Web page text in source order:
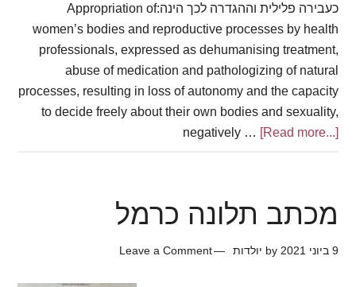
כעבירה פלילית וההגדרה לכך הינה:Appropriation of
women’s bodies and reproductive processes by health
professionals, expressed as dehumanising treatment,
abuse of medication and pathologizing of natural
processes, resulting in loss of autonomy and the capacity
to decide freely about their own bodies and sexuality,
negatively … [Read more...]
about
Violence
מכתב תלונה כרמל
9 ביוני 2021 by יולדות Leave a Comment